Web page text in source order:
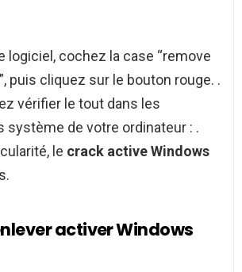
logiciel, cochez la case “remove
puis cliquez sur le bouton rouge. .
vérifier le tout dans les
système de votre ordinateur : .
le crack active Windows
activer Windows